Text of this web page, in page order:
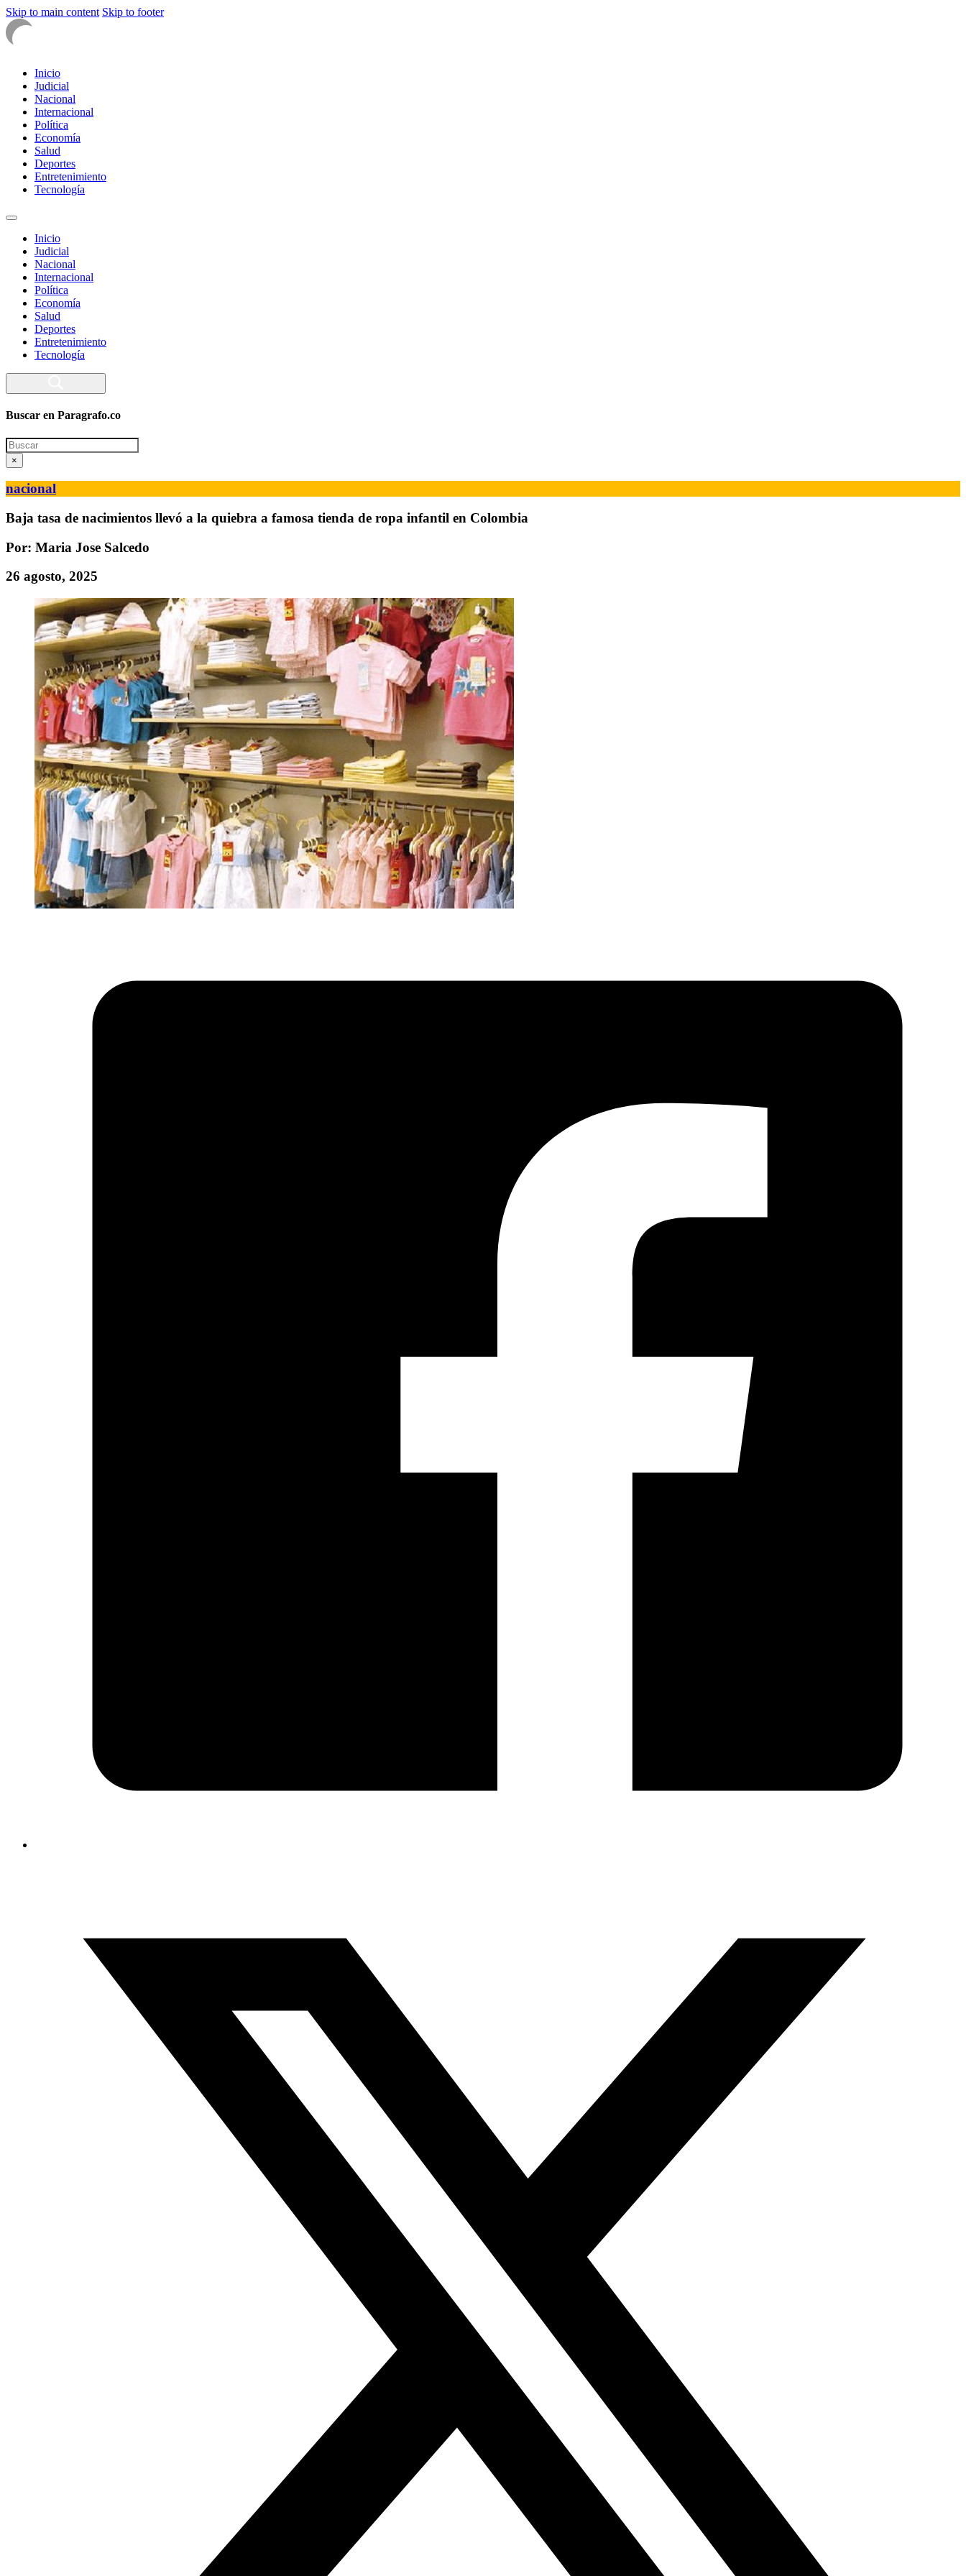
Skip to main content Skip to footer
Inicio
Judicial
Nacional
Internacional
Política
Economía
Salud
Deportes
Entretenimiento
Tecnología
Inicio
Judicial
Nacional
Internacional
Política
Economía
Salud
Deportes
Entretenimiento
Tecnología
Buscar en Paragrafo.co
Search
×
nacional
Baja tasa de nacimientos llevó a la quiebra a famosa tienda de ropa infantil en Colombia
Por: Maria Jose Salcedo
26 agosto, 2025